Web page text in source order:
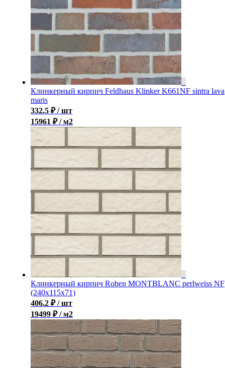
Клинкерный кирпич Feldhaus Klinker K661NF sintra lava
maris
332.5 ₽ / шт
15961 ₽ / м2
Клинкерный кирпич Roben MONTBLANC perlweiss NF
(240x115x71)
406.2 ₽ / шт
19499 ₽ / м2